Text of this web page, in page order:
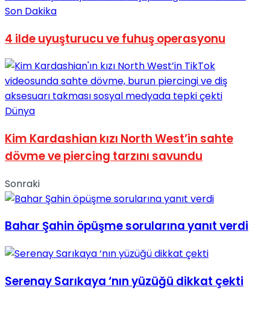
Son Dakika
4 ilde uyuşturucu ve fuhuş operasyonu
Dünya
Kim Kardashian kızı North West’in sahte
dövme ve piercing tarzını savundu
Sonraki
Bahar Şahin öpüşme sorularına yanıt verdi
Serenay Sarıkaya ‘nın yüzüğü dikkat çekti